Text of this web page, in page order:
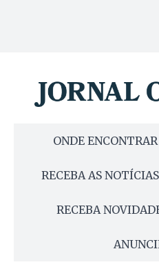
ONDE
RECEBA AS
RECEBA